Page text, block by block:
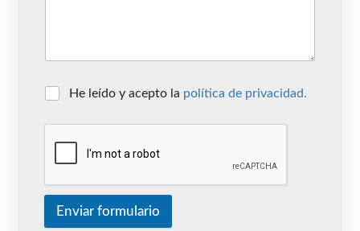
He leído y acepto la política de privacidad.
Enviar formulario